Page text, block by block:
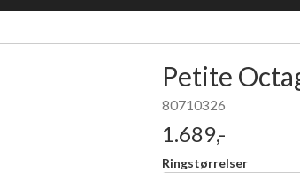
Petite
80710326
1.689,-
Ringstørrelser